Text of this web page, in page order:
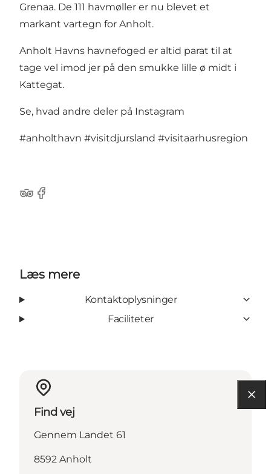
Grenaa. De 111 havmøller er nu blevet et
markant vartegn for Anholt.
Anholt Havns havnefoged er altid parat til at
tage vel imod jer på den smukke lille ø midt i
Kattegat.
Se, hvad andre deler på Instagram
#anholthavn #visitdjursland #visitaarhusregion
TripAdvisor
Facebook
Læs mere
Kontaktoplysninger
Faciliteter
Find vej
Gennem Landet 61
8592 Anholt